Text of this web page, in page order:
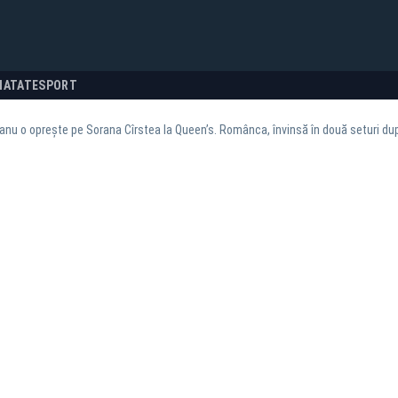
SPORT
o oprește pe Sorana Cîrstea la Queen’s. Românca, învinsă în două seturi